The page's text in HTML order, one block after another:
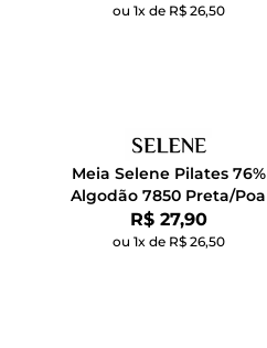
ou 1x de R$ 26,50
Meia Selene Pilates 76%
Algodão 7850 Preta/Poa
Por:
R$ 27,90
ou 1x de R$ 26,50